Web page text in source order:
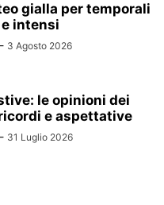
gialla per temporali
intensi
- 3 Agosto 2026
le opinioni dei
e aspettative
- 31 Luglio 2026